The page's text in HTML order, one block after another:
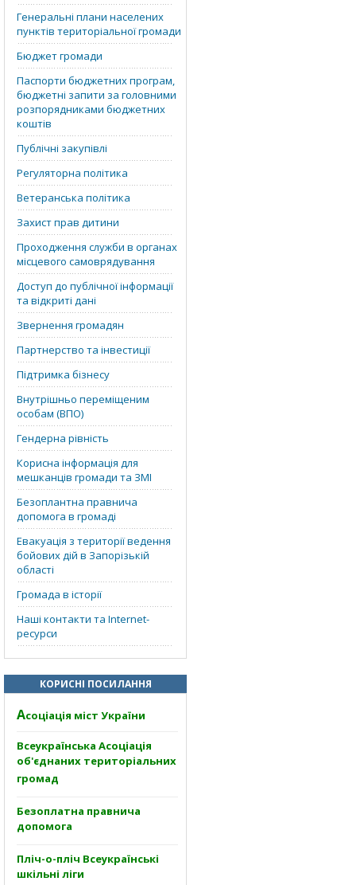
Генеральні плани населених
пунктів територіальної громади
Бюджет громади
Паспорти бюджетних програм,
бюджетні запити за головними
розпорядниками бюджетних
коштів
Публічні закупівлі
Регуляторна політика
Ветеранська політика
Захист прав дитини
Проходження служби в органах
місцевого самоврядування
Доступ до публічної інформації
та відкриті дані
Звернення громадян
Партнерство та інвестиції
Підтримка бізнесу
Внутрішньо переміщеним
особам (ВПО)
Гендерна рівність
Корисна інформація для
мешканців громади та ЗМІ
Безоплантна правнича
допомога в громаді
Евакуація з території ведення
бойових дій в Запорізькій
області
Громада в історії
Наші контакти та Internet-
ресурси
КОРИСНІ ПОСИЛАННЯ
Асоціація міст України
Всеукраїнська Асоціація
об'єднаних територіальних
громад
Безоплатна правнича
допомога
Пліч-о-пліч Всеукраїнські
шкільні ліги